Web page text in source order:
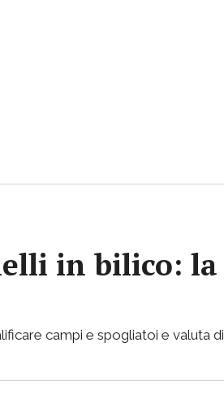
in bilico:
campi e spogliatoi e